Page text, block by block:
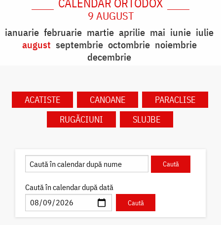
CALENDAR ORTODOX
9 AUGUST
ianuarie februarie martie aprilie mai iunie iulie
august septembrie octombrie noiembrie
decembrie
ACATISTE CANOANE
PARACLISE
RUGĂCIUNI
SLUJBE
Caută în calendar după dată